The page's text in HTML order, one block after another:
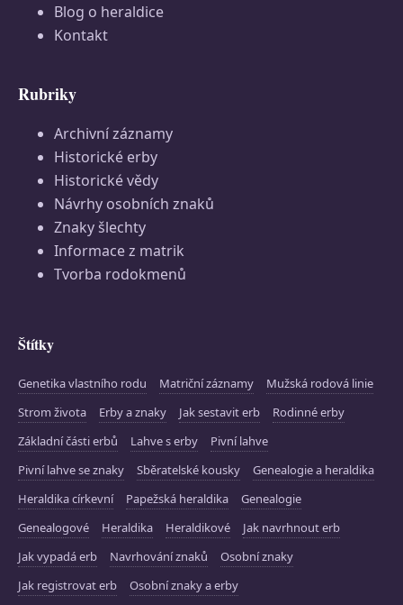
Blog o heraldice
Kontakt
Rubriky
Archivní záznamy
Historické erby
Historické vědy
Návrhy osobních znaků
Znaky šlechty
Informace z matrik
Tvorba rodokmenů
Štítky
Genetika vlastního rodu Matriční záznamy
Mužská rodová linie
Strom života
Erby a znaky Jak sestavit erb
Rodinné erby
Základní části erbů
Lahve s erby
Pivní lahve
Pivní lahve se znaky
Sběratelské kousky
Genealogie a heraldika
Heraldika církevní
Papežská heraldika
Genealogie
Genealogové
Heraldika Heraldikové
Jak navrhnout erb
Jak vypadá erb
Navrhování znaků
Osobní znaky
Jak registrovat erb
Osobní znaky a erby